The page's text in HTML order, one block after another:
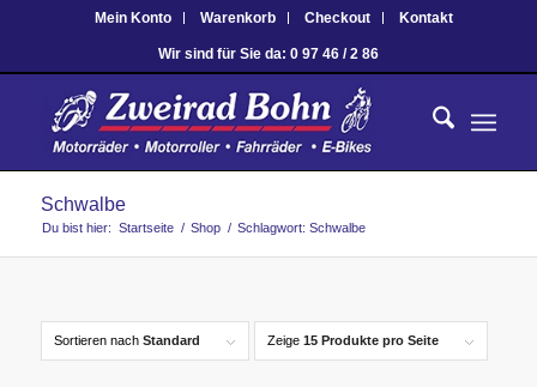
Mein Konto Warenkorb Checkout Kontakt
Wir sind für Sie da: 0 97 46 / 2 86
Schwalbe
Du bist hier: Startseite / Shop / Schlagwort: Schwalbe
Sortieren nach Standard Zeige 15 Produkte pro Seite